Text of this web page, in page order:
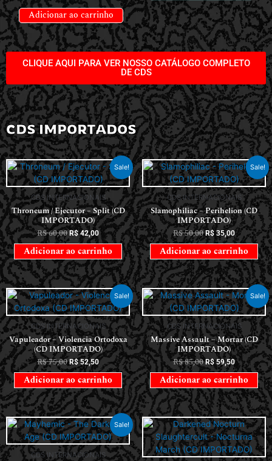
Adicionar ao carrinho
CLIQUE AQUI PARA VER NOSSO CATÁLOGO COMPLETO
DE CDS
CDS IMPORTADOS
Sale!
CDS INTERNACIONAIS
Throneum / Ejecutor – Split (CD
IMPORTADO)
R$60,00 R$42,00
Adicionar ao carrinho
Sale!
CDS INTERNACIONAIS
Slamophiliac – Perihelion (CD
IMPORTADO)
R$50,00 R$35,00
Adicionar ao carrinho
Sale!
CDS INTERNACIONAIS
Vapuleador – Violencia Ortodoxa
(CD IMPORTADO)
R$75,00 R$52,50
Adicionar ao carrinho
Sale!
CDS INTERNACIONAIS
Massive Assault – Mortar (CD
IMPORTADO)
R$85,00 R$59,50
Adicionar ao carrinho
Sale!
CDS INTERNACIONAIS